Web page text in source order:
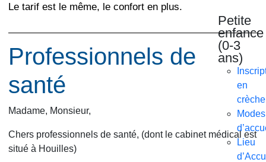
Petite
enfance
(0-3
ans)
en
crèche
Modes
Lieu
Le tarif est le même, le confort en plus.
Professionnels de
santé
Madame, Monsieur,
Chers professionnels de santé, (dont le cabinet médical est
situé à Houilles)